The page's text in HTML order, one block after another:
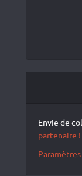
Envie de
partenaire !